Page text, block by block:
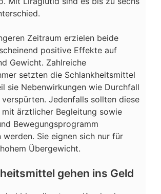
Zeitraum erzielen beide
positive Effekte auf
Gewicht. Zahlreiche
setzten die Schlankheitsmittel
sie Nebenwirkungen wie Durchfall
Jedenfalls sollten diese
mit ärztlicher Begleitung sowie
Bewegungsprogramm
werden. Sie eignen sich nur für
Übergewicht.
gehen ins Geld